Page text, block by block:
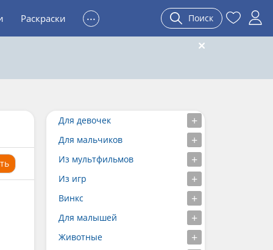
Раскраски ... Поиск
Для девочек
Для мальчиков
Из мультфильмов
Из игр
Винкс
Для малышей
Животные